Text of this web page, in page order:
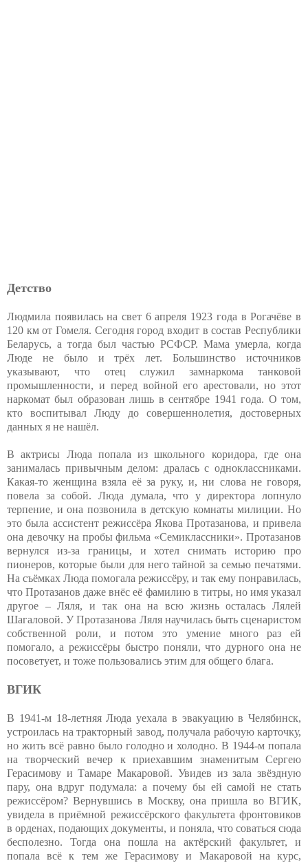
Детство
Людмила появилась на свет 6 апреля 1923 года в Рогачёве в
120 км от Гомеля. Сегодня город входит в состав Республики
Беларусь, а тогда был частью РСФСР. Мама умерла, когда
Люде не было и трёх лет. Большинство источников
указывают, что отец служил замнаркома танковой
промышленности, и перед войной его арестовали, но этот
наркомат был образован лишь в сентябре 1941 года. О том,
кто воспитывал Люду до совершеннолетия, достоверных
данных я не нашёл.
В актрисы Люда попала из школьного коридора, где она
занималась привычным делом: дралась с одноклассниками.
Какая-то женщина взяла её за руку, и, ни слова не говоря,
повела за собой. Люда думала, что у директора лопнуло
терпение, и она позвонила в детскую комнаты милиции. Но
это была ассистент режиссёра Якова Протазанова, и привела
она девочку на пробы фильма «Семиклассники». Протазанов
вернулся из-за границы, и хотел снимать историю про
пионеров, которые были для него тайной за семью печатями.
На съёмках Люда помогала режиссёру, и так ему понравилась,
что Протазанов даже внёс её фамилию в титры, но имя указал
другое – Ляля, и так она на всю жизнь осталась Лялей
Шагаловой. У Протазанова Ляля научилась быть сценаристом
собственной роли, и потом это умение много раз ей
помогало, а режиссёры быстро поняли, что дурного она не
посоветует, и тоже пользовались этим для общего блага.
ВГИК
В 1941-м 18-летняя Люда уехала в эвакуацию в Челябинск,
устроилась на тракторный завод, получала рабочую карточку,
но жить всё равно было голодно и холодно. В 1944-м попала
на творческий вечер к приехавшим знаменитым Сергею
Герасимову и Тамаре Макаровой. Увидев из зала звёздную
пару, она вдруг подумала: а почему бы ей самой не стать
режиссёром? Вернувшись в Москву, она пришла во ВГИК,
увидела в приёмной режиссёрского факультета фронтовиков
в орденах, подающих документы, и поняла, что соваться сюда
бесполезно. Тогда она пошла на актёрский факультет, и
попала всё к тем же Герасимову и Макаровой на курс,